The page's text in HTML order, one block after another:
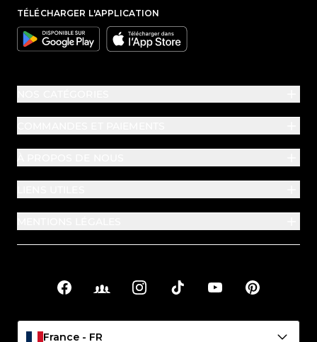
TÉLÉCHARGER L'APPLICATION
Google Apple
Liens sociaux
FacebookFacebook Groups
InstagramTikTok YouTubePinterest
France - FR